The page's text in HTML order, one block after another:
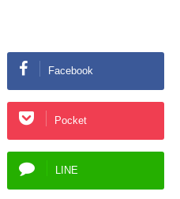
Facebook
Pocket
LINE